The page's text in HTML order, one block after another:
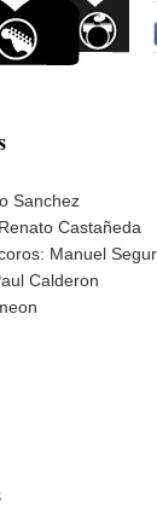
Sanchez
Castañeda
Manuel
Calderon